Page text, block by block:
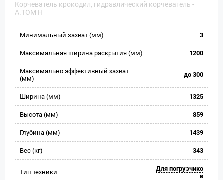
Корчеватель крокодил, гидравлический корчеватель -
A.TOM H
Минимальный захват (мм) 3
Максимальная ширина раскрытия (мм) 1200
Максимально эффективный захват
(мм)
до 300
Ширина (мм) 1325
Высота (мм) 859
Глубина (мм) 1439
Вес (кг) 343
Тип техники
Для погрузчико
в